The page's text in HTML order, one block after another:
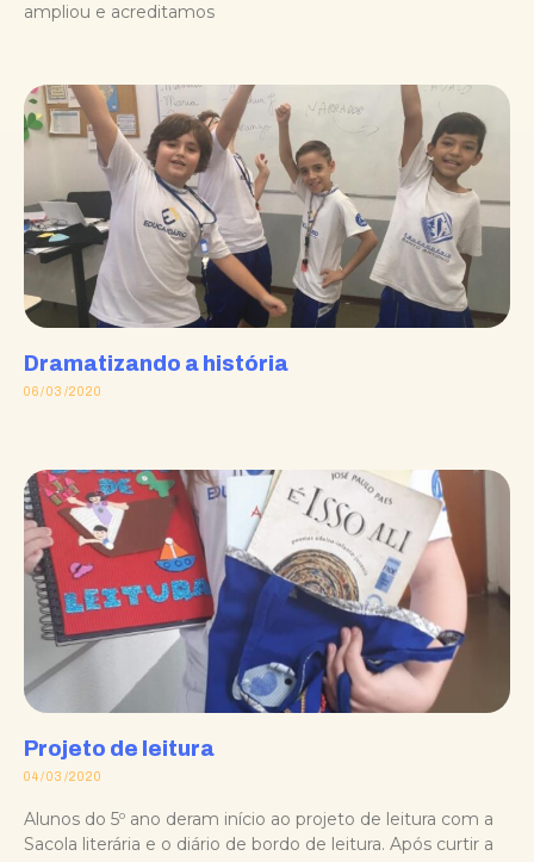
ampliou e acreditamos
Dramatizando a história
06/03/2020
Projeto de leitura
04/03/2020
Alunos do 5º ano deram início ao projeto de leitura com a
Sacola literária e o diário de bordo de leitura. Após curtir a